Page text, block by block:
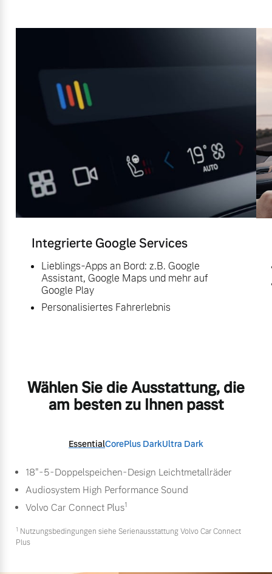
Integrierte Google Services
Lieblings-Apps an Bord: z.B. Google
Assistant, Google Maps und mehr auf
Google Play
Personalisiertes Fahrerlebnis
Wählen Sie die Ausstattung, die
am besten zu Ihnen passt
EssentialCorePlus DarkUltra Dark
18"-5-Doppelspeichen-Design Leichtmetallräder
Audiosystem High Performance Sound
Volvo Car Connect Plus1
1 Nutzungsbedingungen siehe Serienausstattung Volvo Car Connect
Plus